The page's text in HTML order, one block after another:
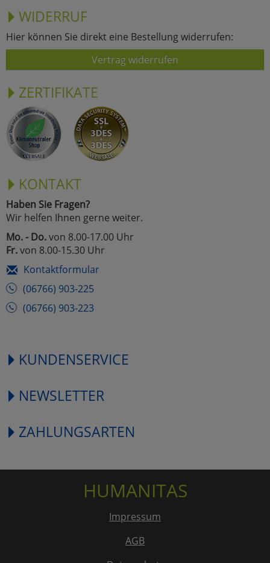
WIDERRUF
Hier können Sie direkt eine Bestellung widerrufen:
Vertrag widerrufen
ZERTIFIKATE
KONTAKT
Haben Sie Fragen?
Wir helfen Ihnen gerne weiter.
Mo. - Do.von 8.00-17.00 Uhr
Fr.von 8.00-15.30 Uhr
Kontaktformular
(06766) 903-225
(06766) 903-223
KUNDENSERVICE
NEWSLETTER
ZAHLUNGSARTEN
HUMANITAS
Impressum
AGB